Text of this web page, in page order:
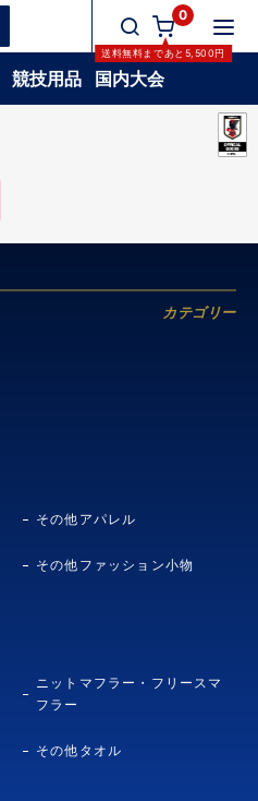
0
送料無料まであと 5,500円
競技用品 国内大会
カテゴリー
その他アパレル
その他ファッション小物
ニットマフラー・フリースマ
フラー
その他タオル